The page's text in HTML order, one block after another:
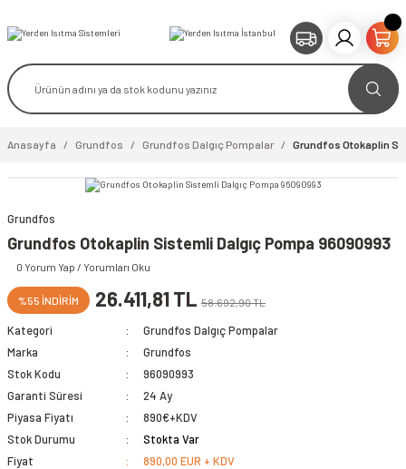
Anasayfa Grundfos Grundfos Dalgıç Pompalar Grundfos Otokaplin
video izle
Grundfos
Grundfos Otokaplin Sistemli Dalgıç Pompa 96090993
0 Yorum Yap / Yorumları Oku
%55 İNDİRİM 26.411,81 TL 58.692,90 TL
Kategori
Grundfos Dalgıç Pompalar
Marka
Grundfos
Stok Kodu
96090993
Garanti Süresi
24 Ay
Piyasa Fiyatı
890€+KDV
Stok Durumu
Stokta Var
Fiyat
890,00 EUR + KDV